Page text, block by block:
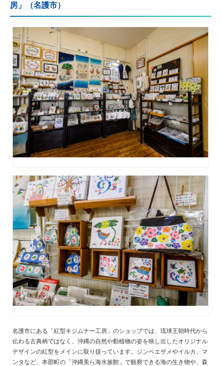
房」（名護市）
名護市にある「紅型キジムナー工房」のショップでは、琉球王朝時代から
伝わる古典柄ではなく、沖縄の自然や動植物の姿を映し出したオリジナル
デザインの紅型をメインに取り扱っています。ジンベエザメやイルカ、マ
ンタなど、本部町の「沖縄美ら海水族館」で観察できる海の生き物や、森